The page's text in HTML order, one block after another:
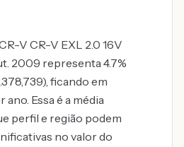
V CR-V EXL 2.0 16V
2009 representa 4.7%
ficando em
ano. Essa é a média
perfil e região podem
no valor do